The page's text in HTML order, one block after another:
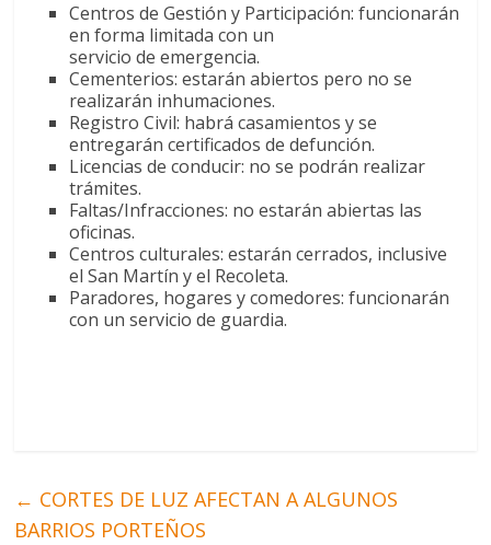
Centros de Gestión y Participación: funcionarán
en forma limitada con un
servicio de emergencia.
Cementerios: estarán abiertos pero no se
realizarán inhumaciones.
Registro Civil: habrá casamientos y se
entregarán certificados de defunción.
Licencias de conducir: no se podrán realizar
trámites.
Faltas/Infracciones: no estarán abiertas las
oficinas.
Centros culturales: estarán cerrados, inclusive
el San Martín y el Recoleta.
Paradores, hogares y comedores: funcionarán
con un servicio de guardia.
← CORTES DE LUZ AFECTAN A ALGUNOS
BARRIOS PORTEÑOS